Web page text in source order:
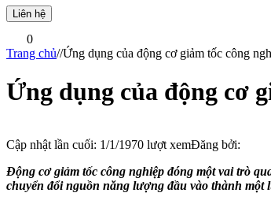
Liên hệ
0
Trang chủ//Ứng dụng của động cơ giảm tốc công
Ứng dụng của động cơ
Cập nhật lần cuối: 1/1/1970 lượt xemĐăng bởi:
Động cơ giảm tốc công nghiệp đóng một vai trò
chuyển đổi nguồn năng lượng đầu vào thành